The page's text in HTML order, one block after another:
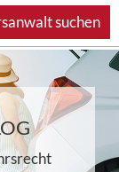
suchen